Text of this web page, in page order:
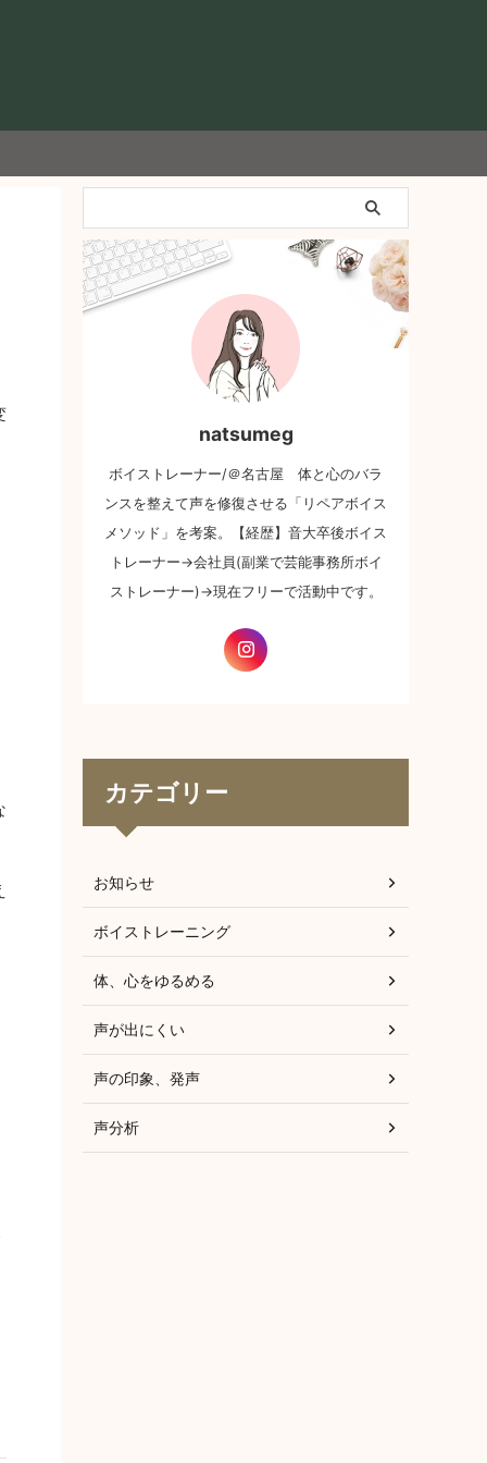
natsumeg
ボイストレーナー/＠名古屋 体と心のバラ
ンスを整えて声を修復させる「リペアボイス
メソッド」を考案。【経歴】音大卒後ボイス
トレーナー→会社員(副業で芸能事務所ボイ
ストレーナー)→現在フリーで活動中です。
カテゴリー
お知らせ
ボイストレーニング
体、心をゆるめる
声が出にくい
声の印象、発声
声分析